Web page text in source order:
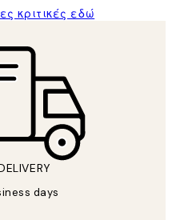
κριτικές εδώ
days